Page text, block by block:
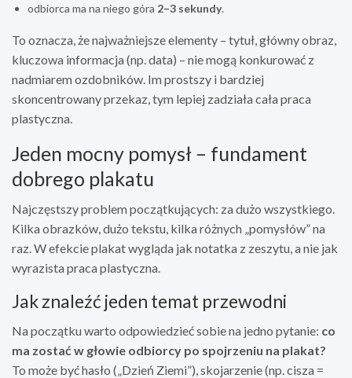
odbiorca ma na niego góra 2–3 sekundy.
To oznacza, że najważniejsze elementy – tytuł, główny obraz,
kluczowa informacja (np. data) – nie mogą konkurować z
nadmiarem ozdobników. Im prostszy i bardziej
skoncentrowany przekaz, tym lepiej zadziała cała praca
plastyczna.
Jeden mocny pomysł – fundament
dobrego plakatu
Najczęstszy problem początkujących: za dużo wszystkiego.
Kilka obrazków, dużo tekstu, kilka różnych „pomysłów” na
raz. W efekcie plakat wygląda jak notatka z zeszytu, a nie jak
wyrazista praca plastyczna.
Jak znaleźć jeden temat przewodni
Na początku warto odpowiedzieć sobie na jedno pytanie: co
ma zostać w głowie odbiorcy po spojrzeniu na plakat?
To może być hasło („Dzień Ziemi”), skojarzenie (np. cisza =